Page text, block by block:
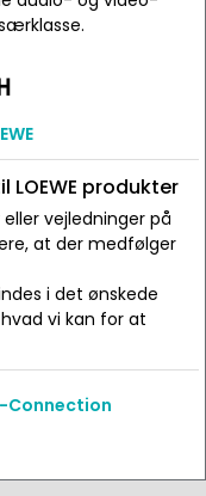
produkter
vejledninger på
at der medfølger
i det ønskede
vi kan for at
Connection